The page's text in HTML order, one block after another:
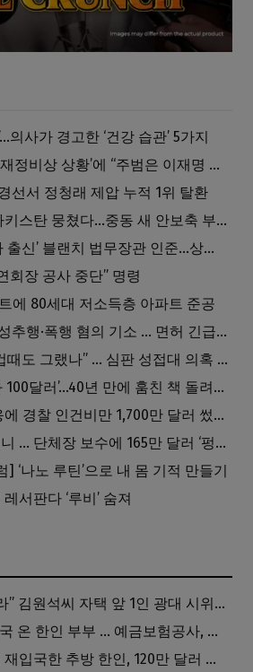
의사가 경고한 ‘건강 습관’ 5가지
국힘, 추미애 ‘경기 재정비상 상황’에 “주범은 이재명 전 지사”
선서 정청래 제압 누적 1위 탈환
사우디·튀르키예·파키스탄 뭉쳤다…중동 새 안보축 부상하나
‘트럼프 개인변호사 출신’ 블랜치 법무장관 인준…상원 50대49 가결
회장 공사 중단” 명령
에 80세대 저소득층 아파트 준공
한인 한의사, 환자 성추행·폭행 혐의 기소 … 면허 긴급정지
[이슈] “2002 월드컵때도 그랬나” … 심판 성접대 의혹 해외로 일파만파, 4강 신화까지 불똥
[화제] ‘사과 편지와 100달러’…40년 만에 훔친 책 돌려준 절도범
LA 반 ICE 시위 대응에 경찰 인건비만 1,700만 달러 썼다.
노숙자 지원하랬더니 … 단체장 보수에 165만 달러 ‘펑펑’
‘나노 루틴’으로 내 몸 기적 만들기
서판다 ‘루비’ 숨져
[화제] “내 돈 갚아라” 김원석씨 자택 앞 1인 광대 시위 … 한인 투자사, “108만 달러 못받아”
’10억 빚’ 안갚고 미국 온 한인 부부 … 예금보험공사, 미국서 소송
위조여권으로 미국 재입국한 추방 한인, 120만 달러 은행 사기 행각